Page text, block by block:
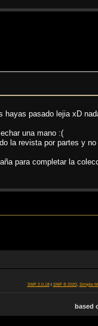
pasado lejia xD
una mano :(
la revista por partes y
para completar la
SMF 2.0.18| SMF © 2020, Simple
based